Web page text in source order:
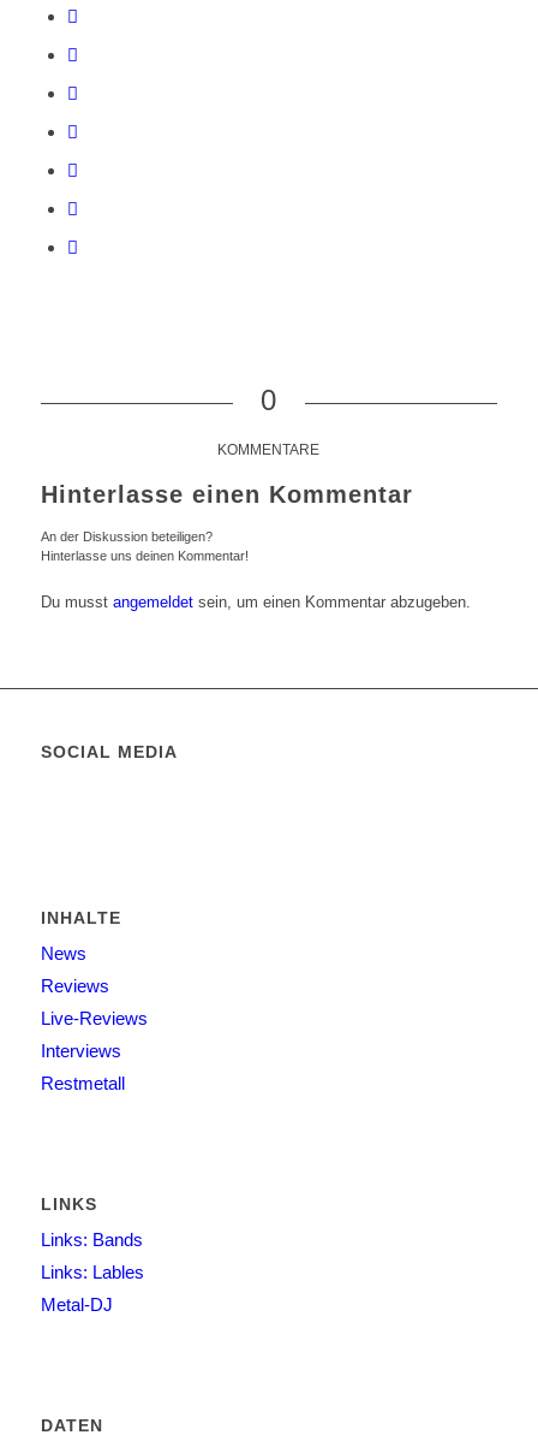
0
KOMMENTARE
Hinterlasse einen Kommentar
An der Diskussion beteiligen?
Hinterlasse uns deinen Kommentar!
Du musst angemeldetsein, um einen Kommentar abzugeben.
SOCIAL MEDIA
INHALTE
News
Reviews
Live-Reviews
Interviews
Restmetall
LINKS
Links: Bands
Links: Lables
Metal-DJ
DATEN